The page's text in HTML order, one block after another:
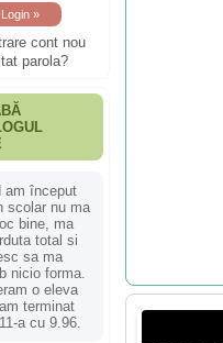
cont nou
parola?
am început
scolar nu ma
bine, ma
total si
sa ma
nicio forma.
o eleva
terminat
a cu 9.96.